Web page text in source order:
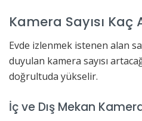
Kamera Sayısı Kaç
Evde izlenmek istenen alan
duyulan kamera sayısı
doğrultuda yükselir.
İç ve Dış Mekan